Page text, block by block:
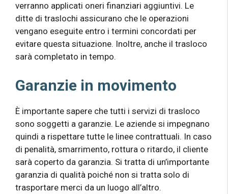
verranno applicati oneri finanziari aggiuntivi. Le
ditte di traslochi assicurano che le operazioni
vengano eseguite entro i termini concordati per
evitare questa situazione. Inoltre, anche il trasloco
sarà completato in tempo.
Garanzie in movimento
È importante sapere che tutti i servizi di trasloco
sono soggetti a garanzie. Le aziende si impegnano
quindi a rispettare tutte le linee contrattuali. In caso
di penalità, smarrimento, rottura o ritardo, il cliente
sarà coperto da garanzia. Si tratta di un’importante
garanzia di qualità poiché non si tratta solo di
trasportare merci da un luogo all’altro.